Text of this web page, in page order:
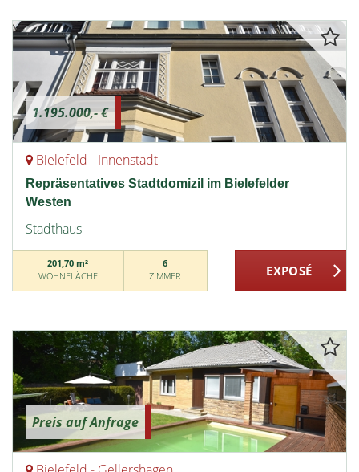
1.195.000,- €
Bielefeld - Innenstadt
Repräsentatives Stadtdomizil im Bielefelder
Westen
Stadthaus
201,70 m²
WOHNFLÄCHE
6
ZIMMER
Preis auf Anfrage